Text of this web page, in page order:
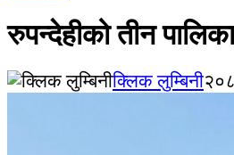
रुपन्देहीको तीन
क्लिक लुम्बिनी